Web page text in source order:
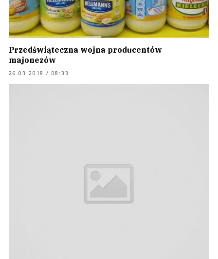
Przedświąteczna wojna producentów
majonezów
26.03.2018 / 08:33